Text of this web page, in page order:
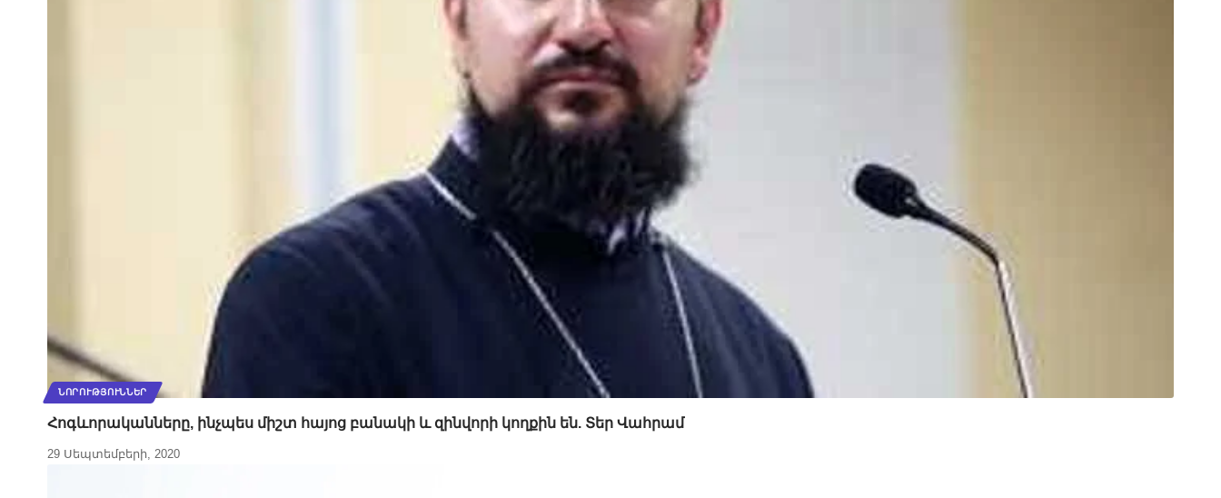
ՆՈՐՈՒԹՅՈՒՆՆԵՐ
Հոգևորականները, ինչպես միշտ հայոց բանակի և զինվորի կողքին են. Տեր Վահրամ
29 Սեպտեմբերի, 2020